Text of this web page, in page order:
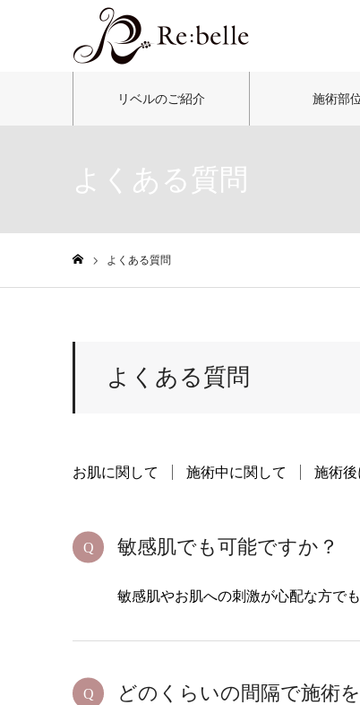
リベルのご紹介 施術部
よくある質問
よくある質問
よくある質問
お肌に関して 施術中に関して 施術後
敏感肌でも可能ですか？
敏感肌やお肌への刺激が心配な方で
どのくらいの間隔で施術